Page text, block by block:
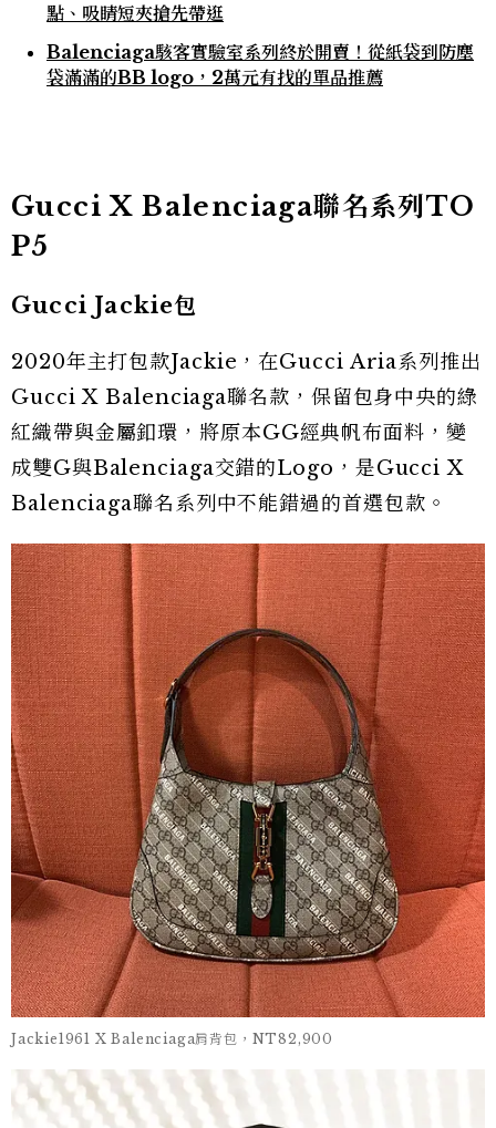
點、吸睛短夾搶先帶逛
Balenciaga駭客實驗室系列終於開賣！從紙袋到防塵
袋滿滿的BB logo，2萬元有找的單品推薦
Gucci X Balenciaga聯名系列TO
P5
Gucci Jackie包
2020年主打包款Jackie，在Gucci Aria系列推出
Gucci X Balenciaga聯名款，保留包身中央的綠
紅織帶與金屬釦環，將原本GG經典帆布面料，變
成雙G與Balenciaga交錯的Logo，是Gucci X
Balenciaga聯名系列中不能錯過的首選包款。
Jackie1961 X Balenciaga肩背包，NT82,900